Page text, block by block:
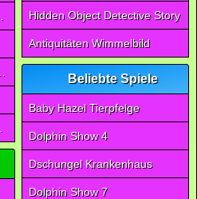
Hidden Object Detective Story
Antiquitäten Wimmelbild
Beliebte Spiele
Baby Hazel Tierpfelge
Dolphin Show 4
Dschungel Krankenhaus
Dolphin Show 7